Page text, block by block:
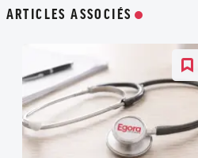
ARTICLES ASSOCIÉS